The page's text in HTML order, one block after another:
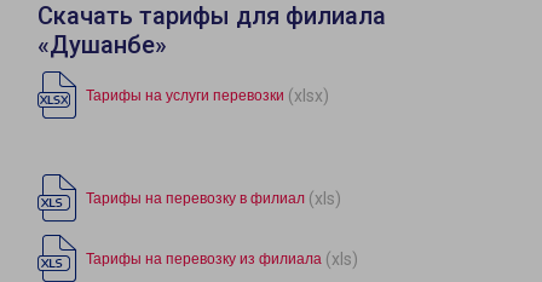
Скачать тарифы для филиала
«Душанбе»
Тарифы на услуги перевозки (xlsx)
Тарифы на перевозку в филиал (xls)
Тарифы на перевозку из филиала (xls)